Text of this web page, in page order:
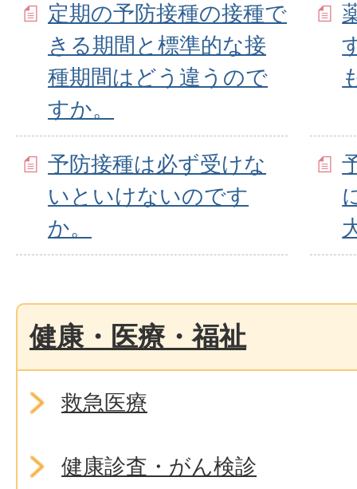
定期の予防接種の接種で
きる期間と標準的な接
種期間はどう違うので
すか。
予防接種は必ず受けな
いといけないのです
か。
健康・医療・福祉
救急医療
健康診査・がん検診